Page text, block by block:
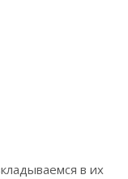
в их